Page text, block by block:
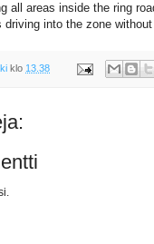
all areas inside the ring
driving into the zone
klo 13.38